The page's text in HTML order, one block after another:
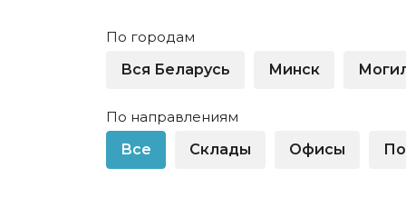
Коммерческий
Легковые автомобили
Малый бизнес
Недвижимость для
физлиц
По городам
Вся Беларусь
Минск
По направлениям
Все
Склады Офисы